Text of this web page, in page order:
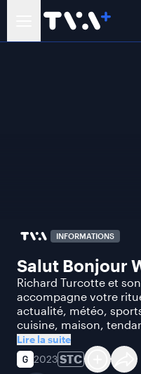
INFORMATIONS
Salut Bonjour
Richard Turcotte et
accompagne votre
actualité, météo,
cuisine, maison,
Lire la suite
2023STC